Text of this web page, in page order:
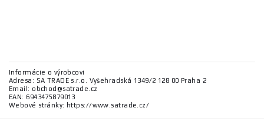
Informácie o výrobcovi
Adresa: SA TRADE s.r.o. Vyšehradská 1349/2 128 00 Praha 2
Email: obchod@satrade.cz
EAN: 6943475879013
Webové stránky: https://www.satrade.cz/